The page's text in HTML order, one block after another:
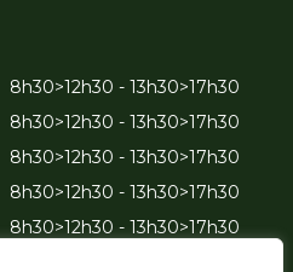
8h30>12h30 - 13h30>17h30
8h30>12h30 - 13h30>17h30
8h30>12h30 - 13h30>17h30
8h30>12h30 - 13h30>17h30
8h30>12h30 - 13h30>17h30